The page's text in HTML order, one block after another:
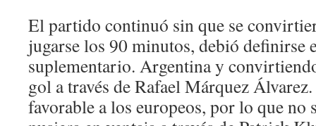
El partido continuó sin que se
jugarse los 90 minutos, debió definirse
suplementario. Argentina y
gol a través de Rafael Márquez
favorable a los europeos, por lo que no